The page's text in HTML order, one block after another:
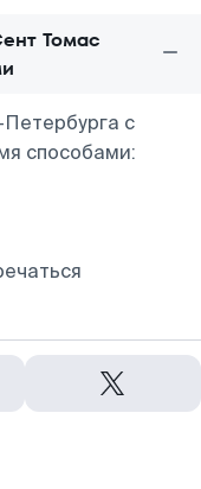
Томас
с
способами: